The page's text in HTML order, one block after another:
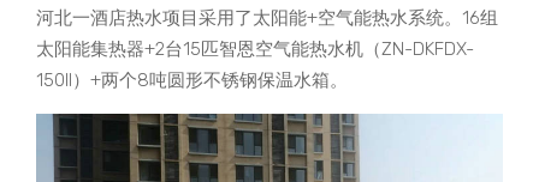
河北一酒店热水项目采用了太阳能+空气能热水系统。16组
太阳能集热器+2台15匹智恩空气能热水机（ZN-DKFDX-
150ll）+两个8吨圆形不锈钢保温水箱。